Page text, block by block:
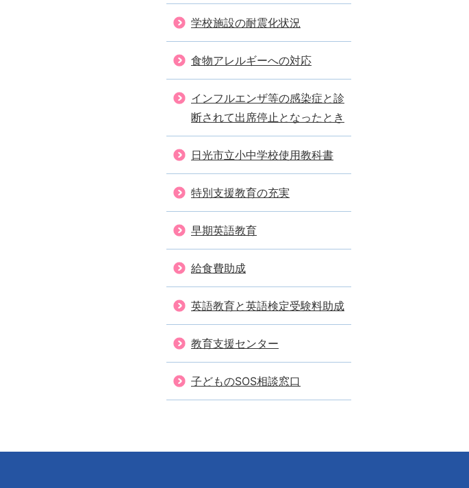
学校施設の耐震化状況
食物アレルギーへの対応
インフルエンザ等の感染症と診
断されて出席停止となったとき
日光市立小中学校使用教科書
特別支援教育の充実
早期英語教育
給食費助成
英語教育と英語検定受験料助成
教育支援センター
子どものSOS相談窓口